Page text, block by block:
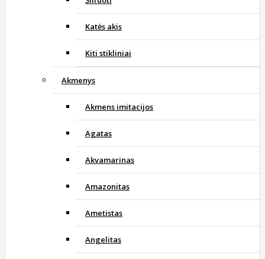
Katės akis
Kiti stikliniai
Akmenys
Akmens imitacijos
Agatas
Akvamarinas
Amazonitas
Ametistas
Angelitas